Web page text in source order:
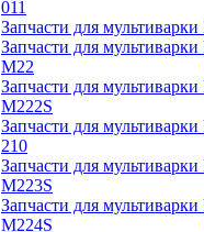
011
Запчасти для
Запчасти для
M22
Запчасти для
M222S
Запчасти для
210
Запчасти для
M223S
Запчасти для
M224S